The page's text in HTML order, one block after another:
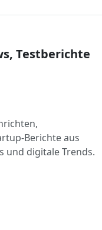
Testberichte
Berichte aus
und digitale Trends.